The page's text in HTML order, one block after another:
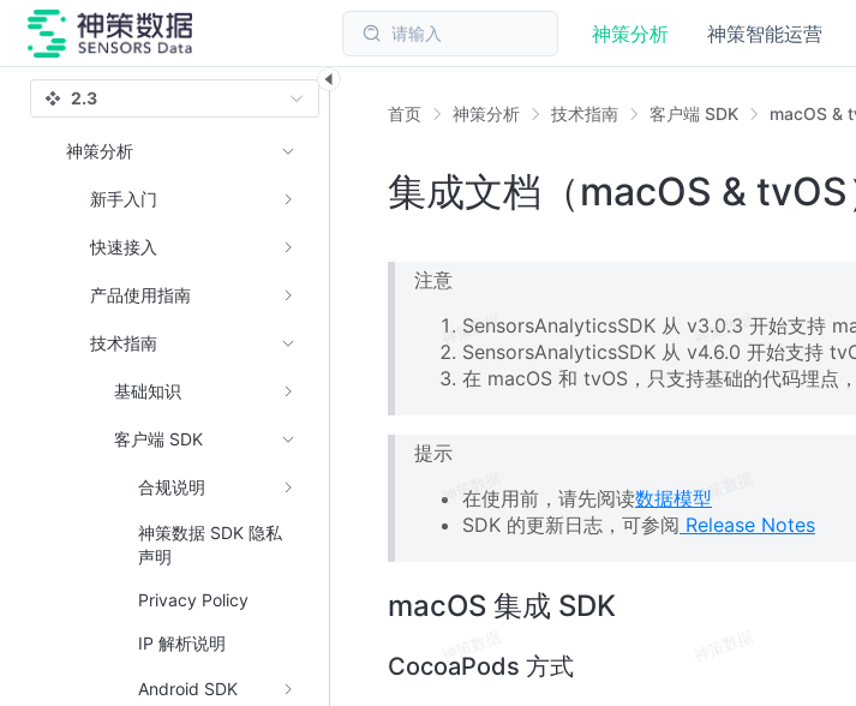
请输入 神策分析 神策智能运营
首页 神策分析 技术指南 客户端 SDK macOS &
集成文档（macOS & tvOS
注意
SensorsAnalyticsSDK 从 v3.0.3 开始支持
SensorsAnalyticsSDK 从 v4.6.0 开始支持
在 macOS 和 tvOS，只支持基础的代码埋点
提示
在使用前，请先阅读数据模型
SDK 的更新日志，可参阅 Release Notes
macOS 集成 SDK
CocoaPods 方式
2.3
神策分析
新手入门
快速接入
产品使用指南
技术指南
基础知识
客户端 SDK
合规说明
神策数据 SDK 隐私
声明
Privacy Policy
IP 解析说明
Android SDK